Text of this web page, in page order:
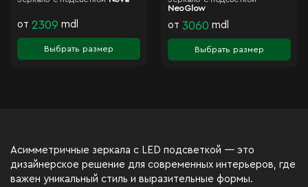
от 2309 mdl
Выбрать размер
NeoGlow
от 3060 mdl
Выбрать размер
Асимметричные зеркала с LED подсветкой — это
дизайнерское решение для современных интерьеров, где
важен уникальный стиль и выразительные формы.